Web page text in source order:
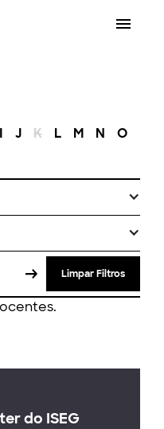
I J K L M N O
Limpar Filtros
do ISEG